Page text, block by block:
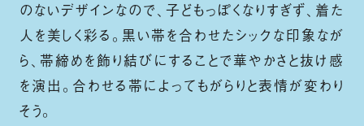
のないデザインなので、子どもっぽくなりすぎず、着た
人を美しく彩る。黒い帯を合わせたシックな印象なが
ら、帯締めを飾り結びにすることで華やかさと抜け感
を演出。合わせる帯によってもがらりと表情が変わり
そう。